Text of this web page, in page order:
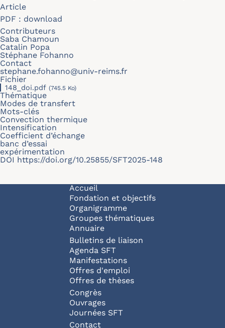
Article
PDF : download
Contributeurs
Saba Chamoun
Catalin Popa
Stéphane Fohanno
Contact
stephane.fohanno@univ-reims.fr
Fichier
148_doi.pdf (745.5 Ko)
Thématique
Modes de transfert
Mots-clés
Convection thermique
Intensification
Coefficient d’échange
banc d’essai
expérimentation
DOI https://doi.org/10.25855/SFT2025-148
Navigation principale
Accueil
Fondation et objectifs
Organigramme
Groupes thématiques
Annuaire
Bulletins de liaison
Agenda SFT
Manifestations
Offres d'emploi
Offres de thèses
Congrès
Ouvrages
Journées SFT
Contact